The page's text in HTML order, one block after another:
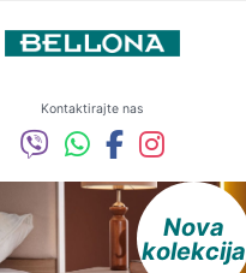
Kontaktirajte nas
Nova
kolekcija